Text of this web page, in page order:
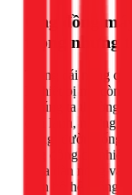
Ống đồng
trọng nhưng
Trong cái nóng
là thiết bị mà còn
Chúng ta thường
dàn lạnh, nhưng
trọng: đường ống
ống đồng có
giữa dàn nóng và
toàn bộ hệ thống